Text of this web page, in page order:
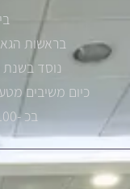
בראשות
נוסד
כיום משיבים מטעם
בכ -100 ערים ברחבי הארץ והעולם